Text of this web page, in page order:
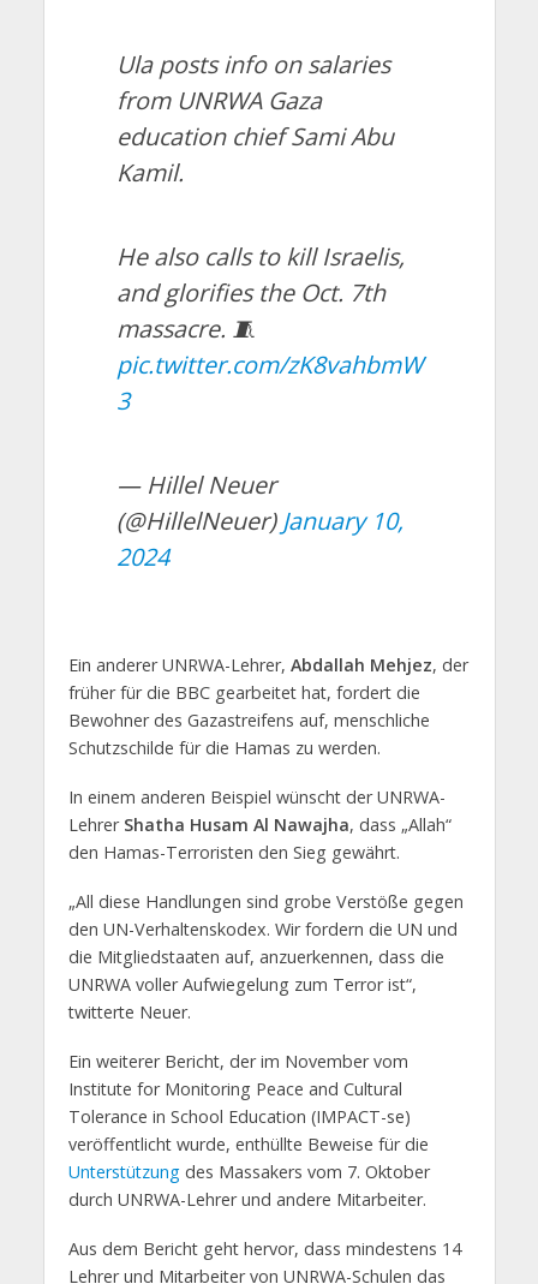
Ula posts info on salaries
from UNRWA Gaza
education chief Sami Abu
Kamil.
He also calls to kill Israelis,
and glorifies the Oct. 7th
massacre. 🧵
pic.twitter.com/zK8vahbmW
3
— Hillel Neuer
(@HillelNeuer) January 10,
2024
Ein anderer UNRWA-Lehrer, Abdallah Mehjez, der
früher für die BBC gearbeitet hat, fordert die
Bewohner des Gazastreifens auf, menschliche
Schutzschilde für die Hamas zu werden.
In einem anderen Beispiel wünscht der UNRWA-
Lehrer Shatha Husam Al Nawajha, dass „Allah“
den Hamas-Terroristen den Sieg gewährt.
„All diese Handlungen sind grobe Verstöße gegen
den UN-Verhaltenskodex. Wir fordern die UN und
die Mitgliedstaaten auf, anzuerkennen, dass die
UNRWA voller Aufwiegelung zum Terror ist“,
twitterte Neuer.
Ein weiterer Bericht, der im November vom
Institute for Monitoring Peace and Cultural
Tolerance in School Education (IMPACT-se)
veröffentlicht wurde, enthüllte Beweise für die
Unterstützungdes Massakers vom 7. Oktober
durch UNRWA-Lehrer und andere Mitarbeiter.
Aus dem Bericht geht hervor, dass mindestens 14
Lehrer und Mitarbeiter von UNRWA-Schulen das